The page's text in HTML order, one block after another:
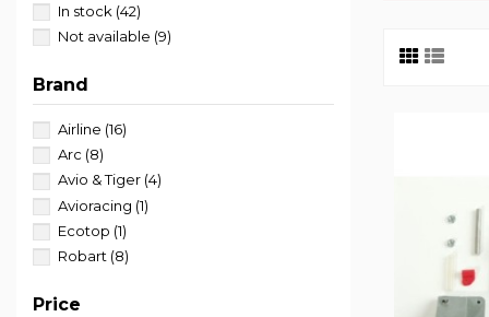
In stock (42)
Not available (9)
Brand
Airline (16)
Arc (8)
Avio & Tiger (4)
Avioracing (1)
Ecotop (1)
Robart (8)
Price